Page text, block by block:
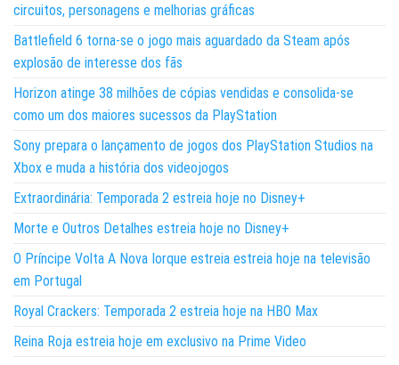
circuitos, personagens e melhorias gráficas
Battlefield 6 torna-se o jogo mais aguardado da Steam após
explosão de interesse dos fãs
Horizon atinge 38 milhões de cópias vendidas e consolida-se
como um dos maiores sucessos da PlayStation
Sony prepara o lançamento de jogos dos PlayStation Studios na
Xbox e muda a história dos videojogos
Extraordinária: Temporada 2 estreia hoje no Disney+
Morte e Outros Detalhes estreia hoje no Disney+
O Príncipe Volta A Nova Iorque estreia estreia hoje na televisão
em Portugal
Royal Crackers: Temporada 2 estreia hoje na HBO Max
Reina Roja estreia hoje em exclusivo na Prime Video